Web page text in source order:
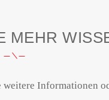
MEHR
Informationen